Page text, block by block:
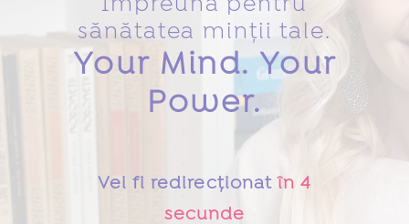
Împreună pentru
sănătatea minții tale.
Your Mind. Your
Power.
Vei fi redirecționat în4
secunde